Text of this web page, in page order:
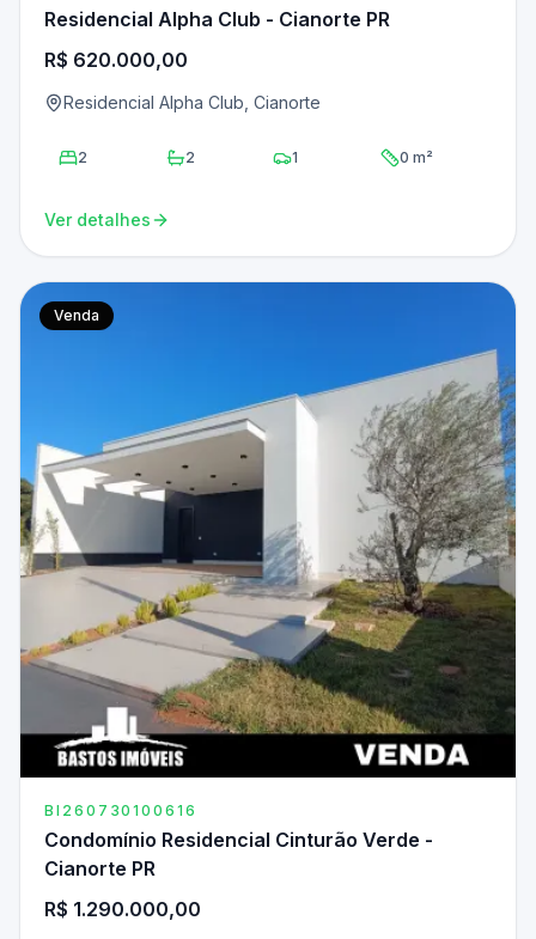
Residencial Alpha Club - Cianorte PR
R$ 620.000,00
Residencial Alpha Club, Cianorte
2 2 1 0 m²
Ver detalhes
Venda
BI260730100616
Condomínio Residencial Cinturão Verde -
Cianorte PR
R$ 1.290.000,00